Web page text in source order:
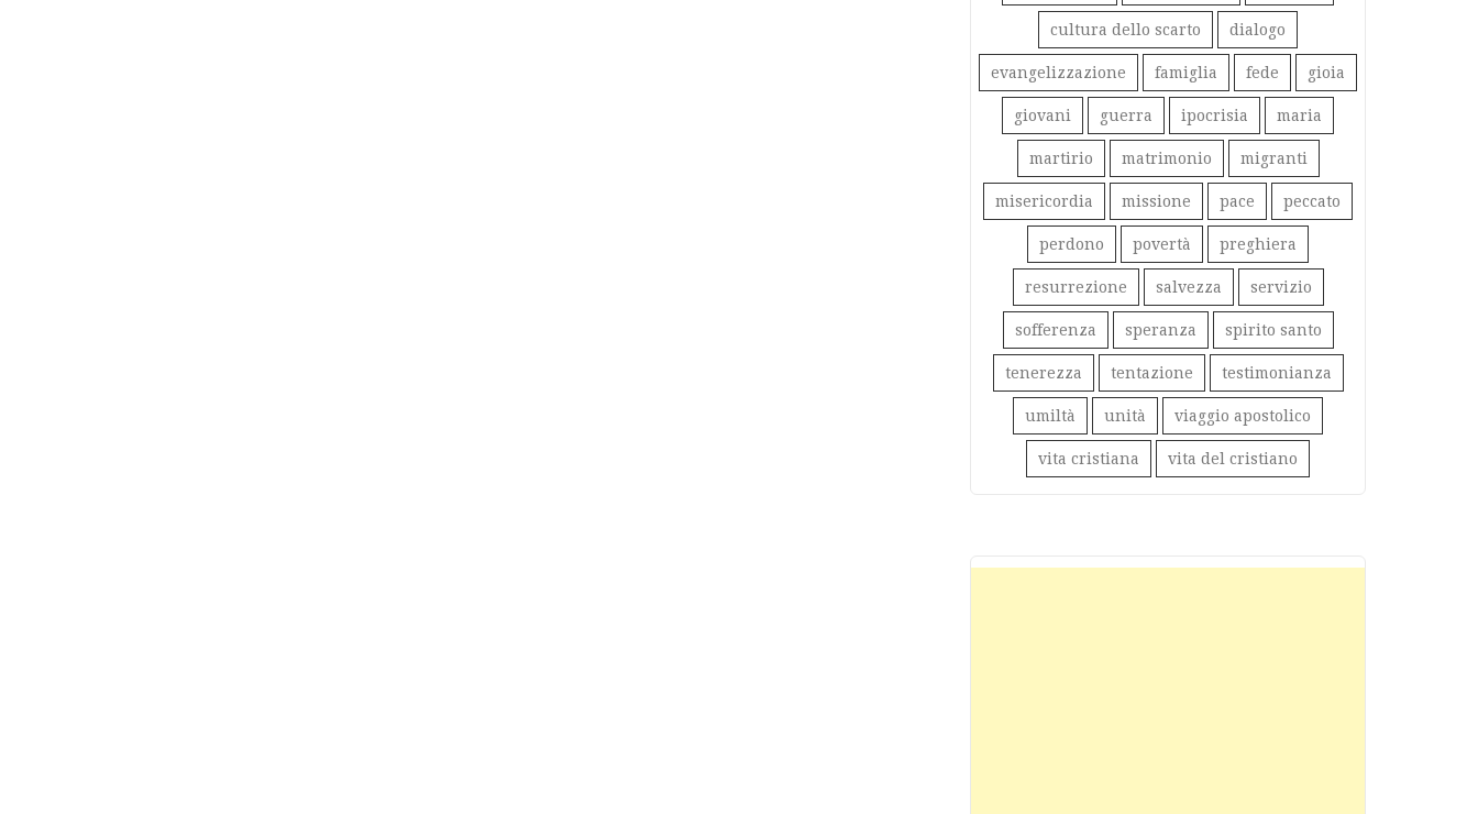
cultura dello scarto dialogo
evangelizzazione famiglia fede gioia
giovani guerra ipocrisia maria
martirio matrimonio migranti
misericordia missione pace peccato
perdono povertà preghiera
resurrezione salvezza servizio
sofferenza speranza spirito santo
tenerezza tentazione testimonianza
umiltà unità viaggio apostolico
vita cristiana vita del cristiano